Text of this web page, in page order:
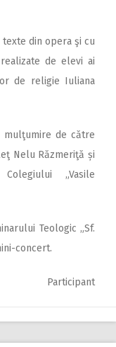
din opera şi cu
de elevi ai
de religie Iuliana
de către
Nelu Răzmeriţă și
„Vasile
Teologic „Sf.
concert.
Participant